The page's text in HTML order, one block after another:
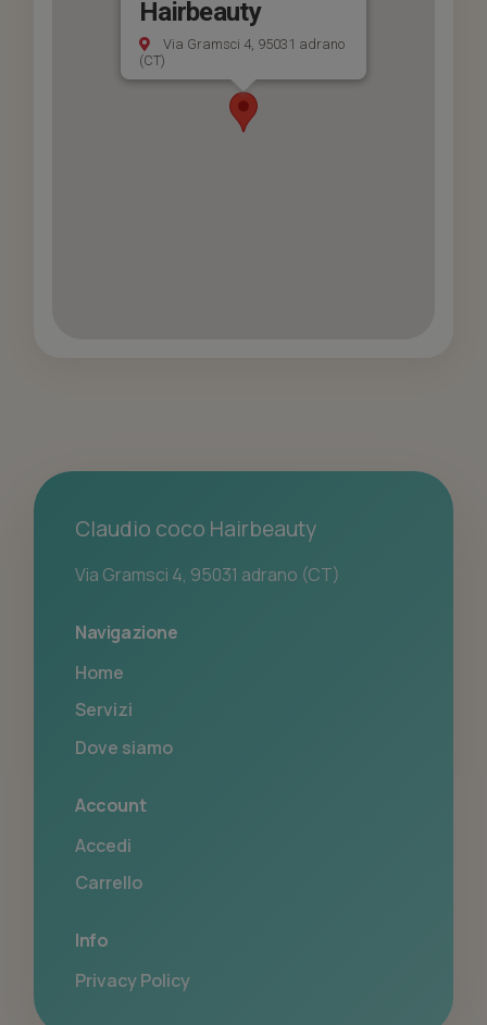
Hairbeauty
Via Gramsci 4, 95031 adrano
(CT)
Claudio coco Hairbeauty
Via Gramsci 4, 95031 adrano (CT)
Navigazione
Home
Servizi
Dove siamo
Account
Accedi
Carrello
Info
Privacy Policy